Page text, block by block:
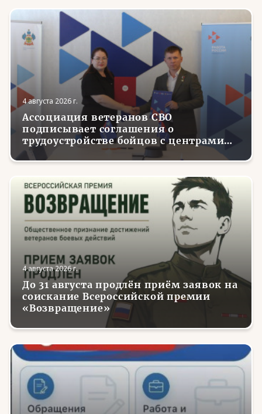
4 августа 2026 г.
Ассоциация ветеранов СВО
подписывает соглашения о
трудоустройстве бойцов с центрами
занятости в регионах России
4 августа 2026 г.
До 31 августа продлён приём заявок на
соискание Всероссийской премии
«Возвращение»